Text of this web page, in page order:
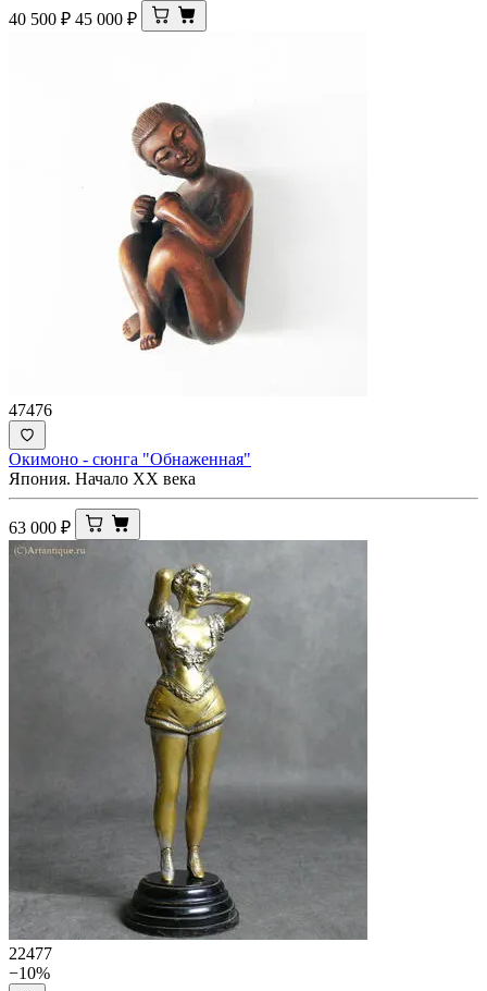
40 500 ₽ 45 000 ₽
47476
Окимоно - сюнга "Обнаженная"
Япония. Начало XX века
63 000 ₽
22477
−10%